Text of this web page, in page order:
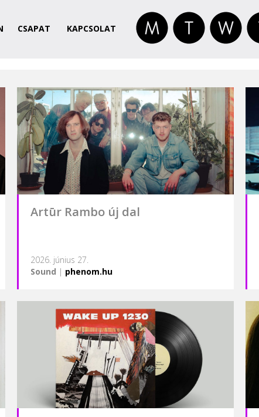
CSAPAT KAPCSOLAT
Artūr Rambo új dal
2026. június 27.
Sound | phenom.hu